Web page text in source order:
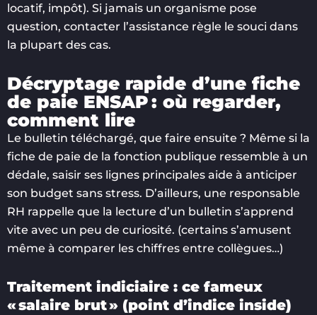
locatif, impôt). Si jamais un organisme pose
question, contacter l’assistance règle le souci dans
la plupart des cas.
Décryptage rapide d’une fiche
de paie ENSAP : où regarder,
comment lire
Le bulletin téléchargé, que faire ensuite ? Même si la
fiche de paie de la fonction publique ressemble à un
dédale, saisir ses lignes principales aide à anticiper
son budget sans stress. D’ailleurs, une responsable
RH rappelle que la lecture d’un bulletin s’apprend
vite avec un peu de curiosité. (certains s’amusent
même à comparer les chiffres entre collègues…)
Traitement indiciaire : ce fameux
« salaire brut » (point d’indice inside)